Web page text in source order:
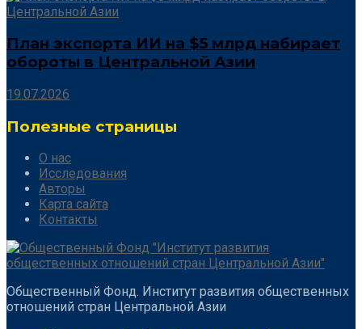
План экспорта ИИ на $5 млрд набирает
обороты в Центральной Азии
19.07.2026
Полезные страницы
О нас
Исследования
Авторы
Карта сайта
Контакты
Общественный Фонд. Институт развития общественных
отношений стран Центральной Азии